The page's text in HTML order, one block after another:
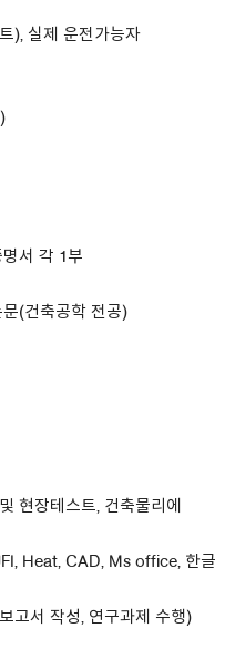
), 실제 운전가능자
서 각 1부
(건축공학 전공)
현장테스트, 건축물리에
Heat, CAD, Ms office, 한글
고서 작성, 연구과제 수행)